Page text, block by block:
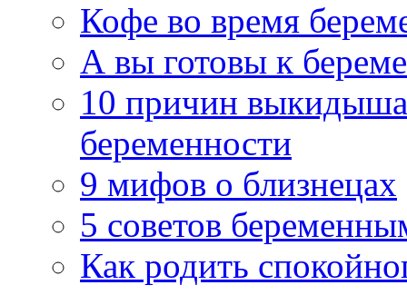
Кофе во время
А вы готовы к
10 причин
беременности
9 мифов о близнецах
5 советов
Как родить